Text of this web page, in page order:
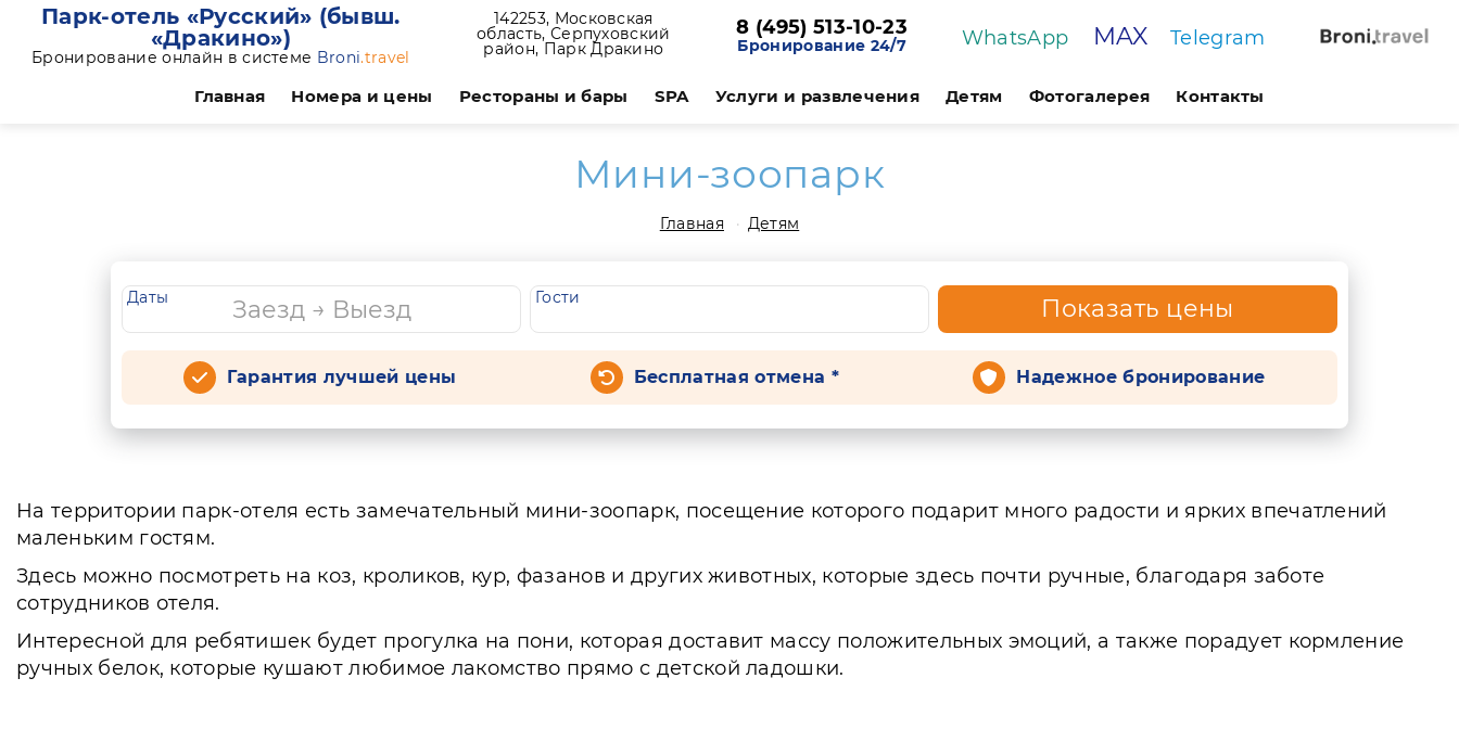
Парк-отель «Русский» (бывш.
«Дракино»)
Бронирование онлайн в системе Broni.travel
142253, Московская
область, Серпуховский
район, Парк Дракино
8 (495) 513-10-23
Бронирование 24/7 WhatsApp MAX Telegram
Главная Номера и цены Рестораны и бары SPA Услуги и развлечения Детям Фотогалерея Контакты
Мини-зоопарк
Главная Детям
Даты Гости Показать цены
Гарантия лучшей цены Бесплатная отмена * Надежное бронирование
На территории парк-отеля есть замечательный мини-зоопарк, посещение которого подарит много радости и ярких впечатлений
маленьким гостям.
Здесь можно посмотреть на коз, кроликов, кур, фазанов и других животных, которые здесь почти ручные, благодаря заботе
сотрудников отеля.
Интересной для ребятишек будет прогулка на пони, которая доставит массу положительных эмоций, а также порадует кормление
ручных белок, которые кушают любимое лакомство прямо с детской ладошки.